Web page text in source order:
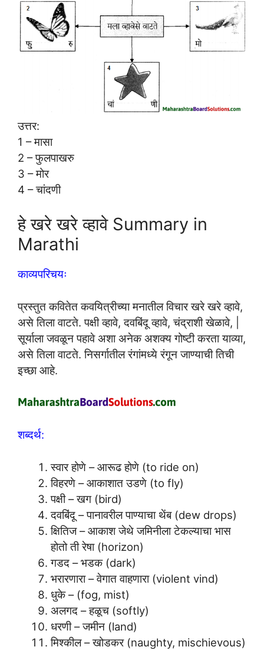
उत्तर:
1 – मासा
2 – फुलपाखरु
3 – मोर
4 – चांदणी
हे खरे खरे व्हावे Summary in
Marathi
काव्यपरिचयः
प्रस्तुत कवितेत कवयित्रीच्या मनातील विचार खरे खरे व्हावे,
असे तिला वाटते. पक्षी व्हावे, दवबिंदू व्हावे, चंद्राशी खेळावे, |
सूर्याला जवळून पहावे अशा अनेक अशक्य गोष्टी करता याव्या,
असे तिला वाटते. निसर्गातील रंगांमध्ये रंगून जाण्याची तिची
इच्छा आहे.
शब्दर्थ:
स्वार होणे – आरूढ होणे (to ride on)
विहरणे – आकाशात उडणे (to fly)
पक्षी – खग (bird)
दवबिंदू – पानावरील पाण्याचा थेंब (dew drops)
क्षितिज – आकाश जेथे जमिनीला टेकल्याचा भास
होतो ती रेषा (horizon)
गडद – भडक (dark)
भरारणारा – वेगात वाहणारा (violent vind)
धुके – (fog, mist)
अलगद – हळूच (softly)
धरणी – जमीन (land)
मिश्कील – खोडकर (naughty, mischievous)